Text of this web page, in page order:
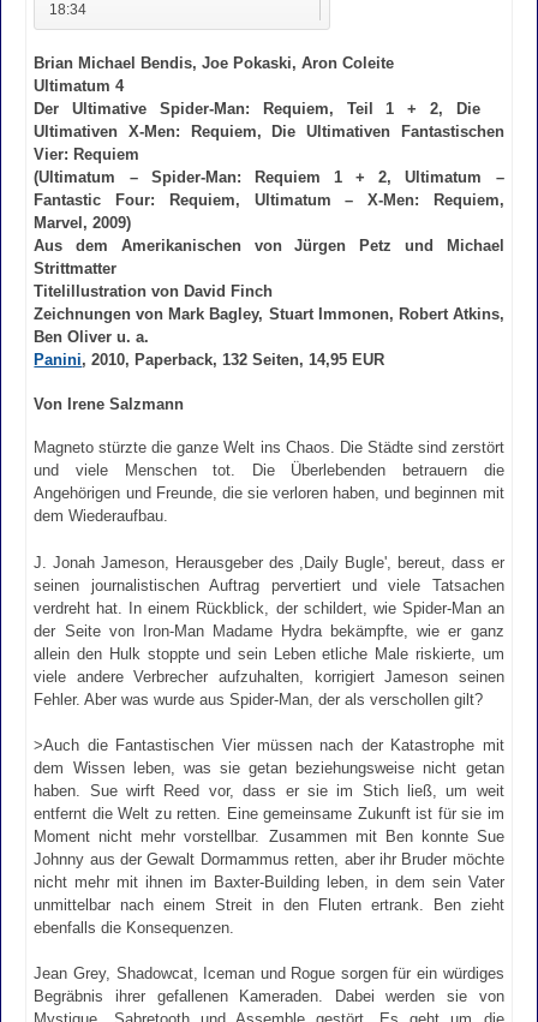
18:34
Brian Michael Bendis, Joe Pokaski, Aron Coleite
Ultimatum 4
Der Ultimative Spider-Man: Requiem, Teil 1 + 2, Die
Ultimativen X-Men: Requiem, Die Ultimativen Fantastischen
Vier: Requiem
(Ultimatum – Spider-Man: Requiem 1 + 2, Ultimatum –
Fantastic Four: Requiem, Ultimatum – X-Men: Requiem,
Marvel, 2009)
Aus dem Amerikanischen von Jürgen Petz und Michael
Strittmatter
Titelillustration von David Finch
Zeichnungen von Mark Bagley, Stuart Immonen, Robert Atkins,
Ben Oliver u. a.
Panini, 2010, Paperback, 132 Seiten, 14,95 EUR
Von Irene Salzmann
Magneto stürzte die ganze Welt ins Chaos. Die Städte sind zerstört
und viele Menschen tot. Die Überlebenden betrauern die
Angehörigen und Freunde, die sie verloren haben, und beginnen mit
dem Wiederaufbau.
J. Jonah Jameson, Herausgeber des ,Daily Bugle', bereut, dass er
seinen journalistischen Auftrag pervertiert und viele Tatsachen
verdreht hat. In einem Rückblick, der schildert, wie Spider-Man an
der Seite von Iron-Man Madame Hydra bekämpfte, wie er ganz
allein den Hulk stoppte und sein Leben etliche Male riskierte, um
viele andere Verbrecher aufzuhalten, korrigiert Jameson seinen
Fehler. Aber was wurde aus Spider-Man, der als verschollen gilt?
>Auch die Fantastischen Vier müssen nach der Katastrophe mit
dem Wissen leben, was sie getan beziehungsweise nicht getan
haben. Sue wirft Reed vor, dass er sie im Stich ließ, um weit
entfernt die Welt zu retten. Eine gemeinsame Zukunft ist für sie im
Moment nicht mehr vorstellbar. Zusammen mit Ben konnte Sue
Johnny aus der Gewalt Dormammus retten, aber ihr Bruder möchte
nicht mehr mit ihnen im Baxter-Building leben, in dem sein Vater
unmittelbar nach einem Streit in den Fluten ertrank. Ben zieht
ebenfalls die Konsequenzen.
Jean Grey, Shadowcat, Iceman und Rogue sorgen für ein würdiges
Begräbnis ihrer gefallenen Kameraden. Dabei werden sie von